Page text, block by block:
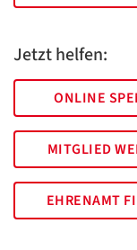
Jetzt helfen:
ONLINE
MITGLIED
EHRENAMT